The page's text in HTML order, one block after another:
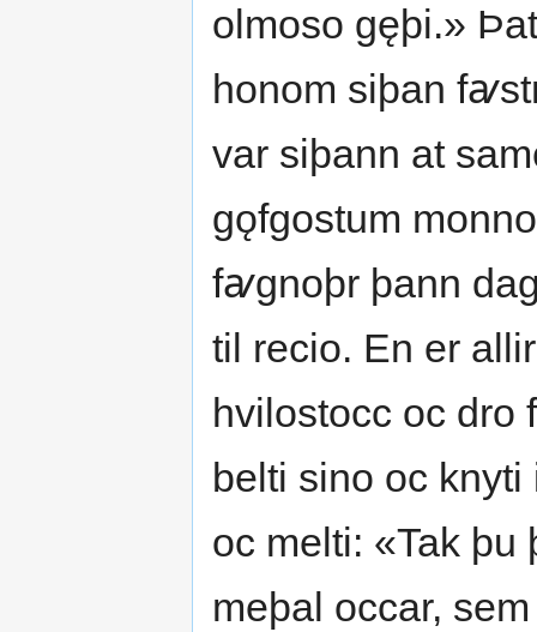
olmoso gęþi.»
honom siþan
var siþann at
gǫfgostum
fꜹgnoþr þann
til recio. En er
hvilostocc oc dro
belti sino oc
oc melti: «Tak þu
meþal occar,